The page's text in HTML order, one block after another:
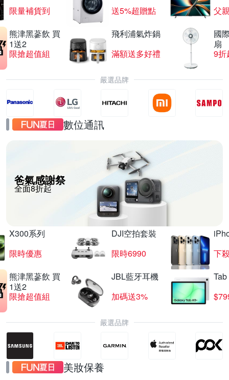
限量補貨到
送5%超贈點
父
熊津黑蔘飲 買
1送2
限搶超值組
飛利浦氣炸鍋
滿額送多好禮
國
扇
9折
嚴選品牌
數位通訊
爸氣感謝祭
全面8折起
X300系列
限時優惠
DJI空拍套裝
限時6990
下
熊津黑蔘飲 買
1送2
限搶超值組
JBL藍牙耳機
加碼送3%
嚴選品牌
美妝保養